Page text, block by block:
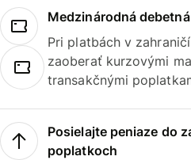
Medzinárodná
Pri platbách v
zaoberať kurzovými
transakčnými
Posielajte peniaze do
poplatkoch